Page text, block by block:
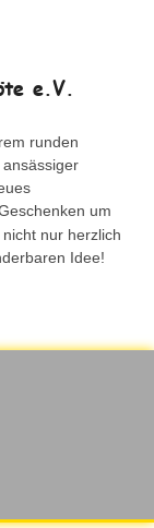
e.V.
runden
um
nur herzlich
Idee!